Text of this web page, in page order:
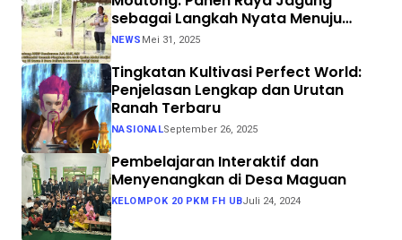
sebagai Langkah Nyata Menuju
Swasembada Pangan
NEWS Mei 31, 2025
Tingkatan Kultivasi Perfect World:
Penjelasan Lengkap dan Urutan
Ranah Terbaru
NASIONALSeptember 26, 2025
Pembelajaran Interaktif dan
Menyenangkan di Desa Maguan
KELOMPOK 20 PKM FH UBJuli 24, 2024